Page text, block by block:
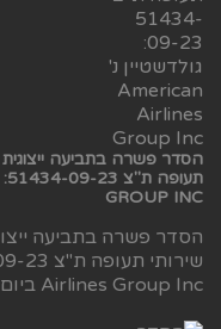
הסדר פשרה בתביעה ייצוגית
GROUP INC
הסדר פשרה בתביעה
Airlines Group Inc ביום